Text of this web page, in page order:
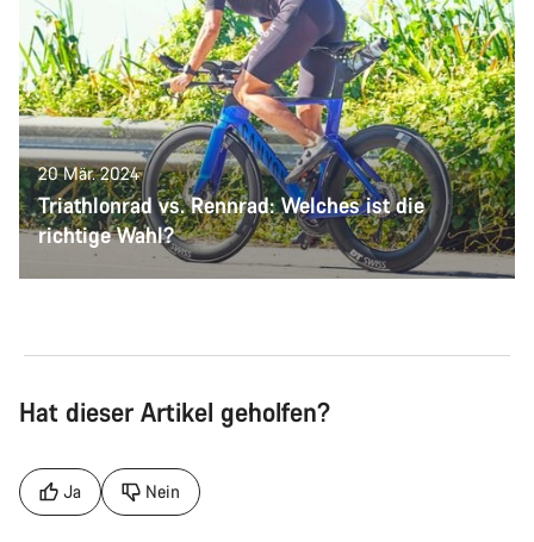
20 Mär. 2024
Triathlonrad vs. Rennrad: Welches ist die
richtige Wahl?
Hat dieser Artikel geholfen?
Ja Nein